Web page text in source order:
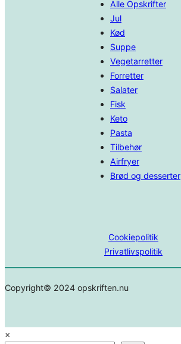
Alle Opskrifter
Jul
Kød
Suppe
Vegetarretter
Forretter
Salater
Fisk
Keto
Pasta
Tilbehør
Airfryer
Brød og desserter
Cookiepolitik
Privatlivspolitik
Copyright© 2024 opskriften.nu
×